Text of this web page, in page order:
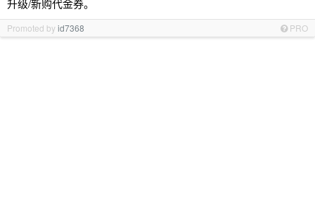
升级/新购代金券。
Promoted byid7368 PRO